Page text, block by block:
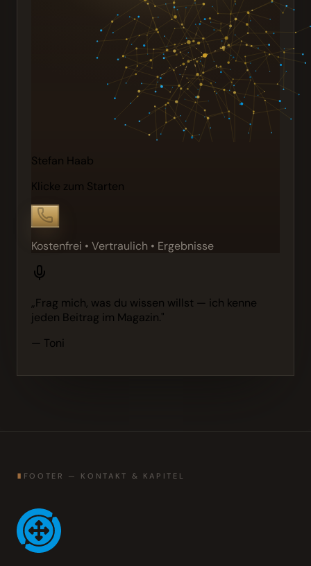
Stefan Haab
Klicke zum Starten
Kostenfrei • Vertraulich • Ergebnisse
„Frag mich, was du wissen willst — ich kenne
jeden Beitrag im Magazin."
— Toni
∎ FOOTER — KONTAKT & KAPITEL